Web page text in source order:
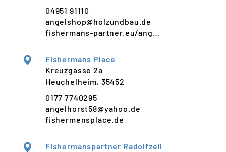
04951 91110
angelshop@holzundbau.de
fishermans-partner.eu/ang…
Fishermans Place
Kreuzgasse 2a
Heuchelheim, 35452
0177 7740295
angelhorst58@yahoo.de
fishermensplace.de
Fishermanspartner Radolfzell